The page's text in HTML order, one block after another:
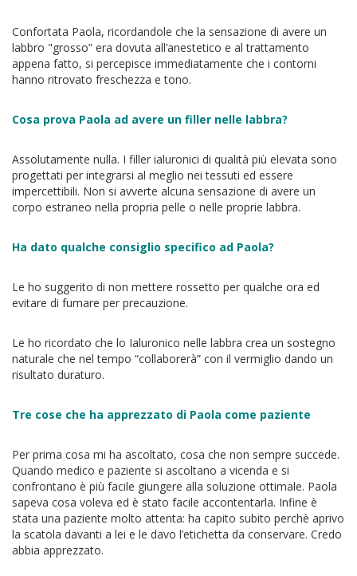
Confortata Paola, ricordandole che la sensazione di avere un
labbro "grosso” era dovuta all’anestetico e al trattamento
appena fatto, si percepisce immediatamente che i contorni
hanno ritrovato freschezza e tono.
Cosa prova Paola ad avere un filler nelle labbra?
Assolutamente nulla. I filler ialuronici di qualità più elevata sono
progettati per integrarsi al meglio nei tessuti ed essere
impercettibili. Non si avverte alcuna sensazione di avere un
corpo estraneo nella propria pelle o nelle proprie labbra.
Ha dato qualche consiglio specifico ad Paola?
Le ho suggerito di non mettere rossetto per qualche ora ed
evitare di fumare per precauzione.
Le ho ricordato che lo Ialuronico nelle labbra crea un sostegno
naturale che nel tempo “collaborerà” con il vermiglio dando un
risultato duraturo.
Tre cose che ha apprezzato di Paola come paziente
Per prima cosa mi ha ascoltato, cosa che non sempre succede.
Quando medico e paziente si ascoltano a vicenda e si
confrontano è più facile giungere alla soluzione ottimale. Paola
sapeva cosa voleva ed è stato facile accontentarla. Infine è
stata una paziente molto attenta: ha capito subito perchè aprivo
la scatola davanti a lei e le davo l’etichetta da conservare. Credo
abbia apprezzato.